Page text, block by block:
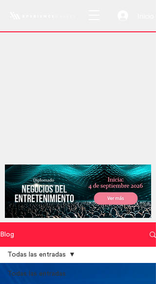
Blog
Todas las entradas
Todas las entradas